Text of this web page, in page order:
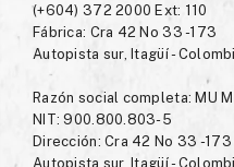
(+604) 372 2000 Ext: 110
Fábrica: Cra 42 No 33 -173
Autopista sur, Itagüí -
Razón social completa: MU
NIT: 900.800.803-5
Dirección: Cra 42 No 33 -173
Autopista sur, Itagüí -